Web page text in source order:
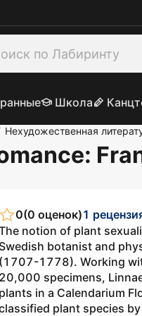
Школа
Нехудожественная
:
0(0 оценок)1
notion of plant
Swedish botanist and
(1707-1778). Working
20,000 specimens,
plants in a Calendarium
plant species